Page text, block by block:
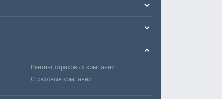
Рейтинг страховых компаний
Страховые компании